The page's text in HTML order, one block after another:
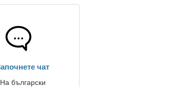
чат
На български